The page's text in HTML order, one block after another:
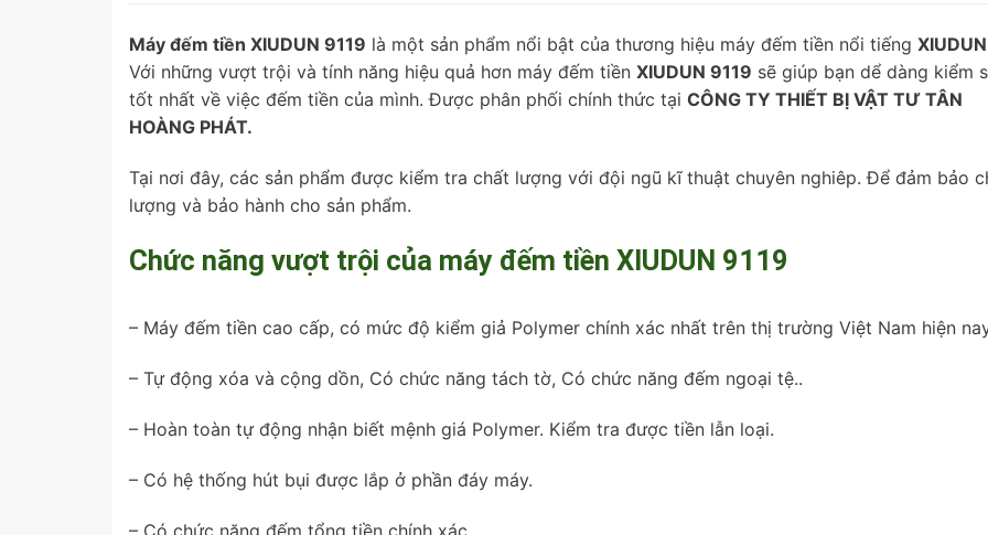
Máy đếm tiền XIUDUN 9119 là một sản phẩm nổi bật của thương hiệu máy đếm tiền nổi tiếng XIUDUN
Với những vượt trội và tính năng hiệu quả hơn máy đếm tiền XIUDUN 9119 sẽ giúp bạn dể dàng kiểm
tốt nhất về việc đếm tiền của mình. Được phân phối chính thức tại CÔNG TY THIẾT BỊ VẬT TƯ TÂN
HOÀNG PHÁT.
Tại nơi đây, các sản phẩm được kiểm tra chất lượng với đội ngũ kĩ thuật chuyên nghiêp. Để đảm bảo
lượng và bảo hành cho sản phẩm.
Chức năng vượt trội của máy đếm tiền XIUDUN 9119
– Máy đếm tiền cao cấp, có mức độ kiểm giả Polymer chính xác nhất trên thị trường Việt Nam hiện
– Tự động xóa và cộng dồn, Có chức năng tách tờ, Có chức năng đếm ngoại tệ..
– Hoàn toàn tự động nhận biết mệnh giá Polymer. Kiểm tra được tiền lẫn loại.
– Có hệ thống hút bụi được lắp ở phần đáy máy.
– Có chức năng đếm tổng tiền chính xác.